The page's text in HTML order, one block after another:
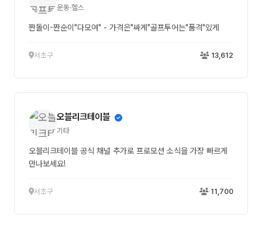
운동·헬스
짠돌이-짠순이"다모여" - 가격은"싸게"골프투어는"품격"있게
서초구 13,612
오블리크테이블
기타
오블리크테이블 공식 채널 추가로 프로모션 소식을 가장 빠르게
만나보세요!
서초구 11,700